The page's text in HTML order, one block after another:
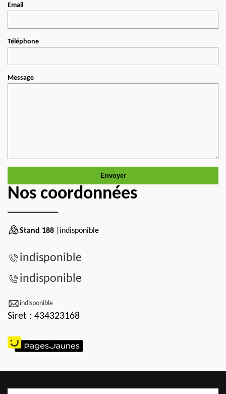
Email
Téléphone
Message
Nos coordonnées
Stand 188 |indisponible
indisponible
indisponible
indisponible
Siret : 434323168